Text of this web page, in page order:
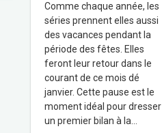
Comme chaque année, les
séries prennent elles aussi
des vacances pendant la
période des fêtes. Elles
feront leur retour dans le
courant de ce mois dé
janvier. Cette pause est le
moment idéal pour dresser
un premier bilan à la